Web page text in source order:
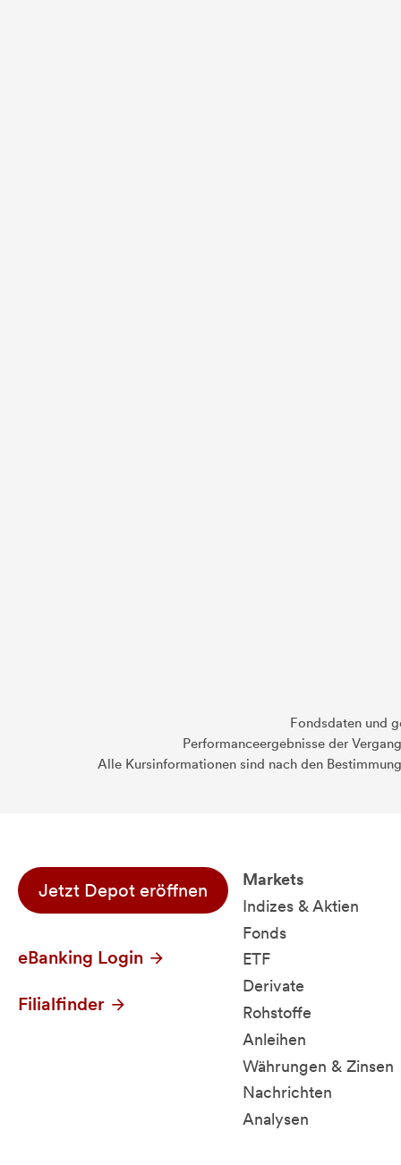
Fondsdaten und
Performanceergebnisse der
Alle Kursinformationen sind nach den
Jetzt Depot eröffnen
eBanking Login
Filialfinder
Markets
Indizes & Aktien
Fonds
ETF
Derivate
Rohstoffe
Anleihen
Währungen & Zinsen
Nachrichten
Analysen